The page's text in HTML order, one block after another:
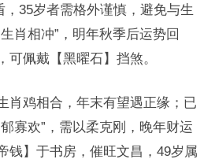
，35岁者需格外谨慎，避免与生
肖相冲”，明年秋季后运势回
可佩戴【黑曜石】挡煞。
肖鸡相合，年末有望遇正缘；已
寡欢”，需以柔克刚，晚年财运
钱】于书房，催旺文昌，49岁属